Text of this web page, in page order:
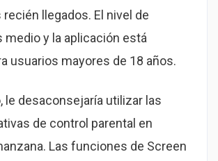
llegados. El nivel de
medio y la aplicación está
usuarios mayores de 18 años.
le desaconsejaría utilizar las
de control parental en
Las funciones de Screen